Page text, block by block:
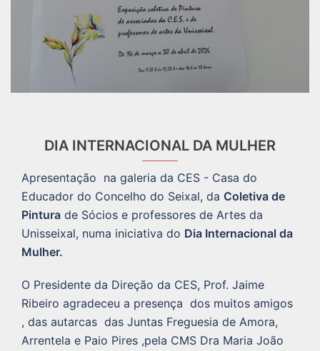
DIA INTERNACIONAL DA MULHER
Apresentação na galeria da CES - Casa do
Educador do Concelho do Seixal, da Coletiva de
Pintura de Sócios e professores de Artes da
Unisseixal, numa iniciativa do Dia Internacional da
Mulher.
O Presidente da Direção da CES, Prof. Jaime
Ribeiro agradeceu a presença dos muitos amigos
, das autarcas das Juntas Freguesia de Amora,
Arrentela e Paio Pires ,pela CMS Dra Maria João